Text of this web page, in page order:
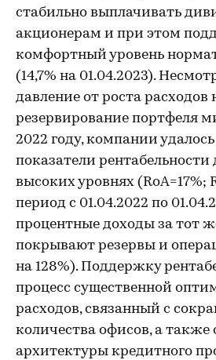
стабильно выплачивать
акционерам и при этом
комфортный уровень
(14,7% на 01.04.2023).
давление от роста расходов
резервирование портфеля
2022 году, компании
показатели рентабельности
высоких уровнях (RoA=17%;
период с 01.04.2022 по
процентные доходы за тот
покрывают резервы и
на 128%). Поддержку
процесс существенной
расходов, связанный с
количества офисов, а также
архитектуры кредитного